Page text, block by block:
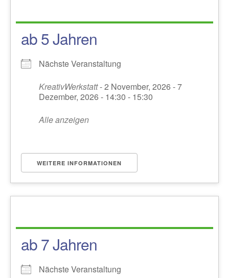
ab 5 Jahren
Nächste Veranstaltung
KreativWerkstatt- 2 November, 2026 - 7
Dezember, 2026 - 14:30 - 15:30
Alle anzeigen
WEITERE INFORMATIONEN
ab 7 Jahren
Nächste Veranstaltung